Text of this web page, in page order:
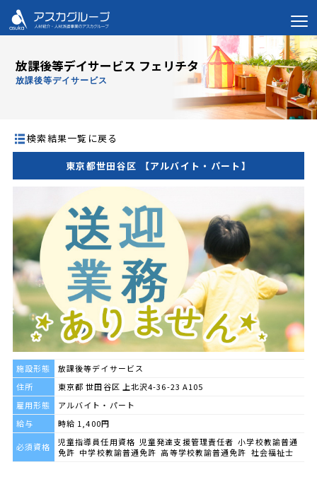
放課後等デイサービス フェリチタ
放課後等デイサービス
検索結果一覧に戻る
東京都世田谷区 【アルバイト・パート】
施設形態
放課後等デイサービス
住所
東京都 世田谷区 上北沢4-36-23 A105
雇用形態
アルバイト・パート
給与
時給 1,400円
必須資格
児童指導員任用資格 児童発達支援管理責任者 小学校教諭普通
免許 中学校教諭普通免許 高等学校教諭普通免許 社会福祉士